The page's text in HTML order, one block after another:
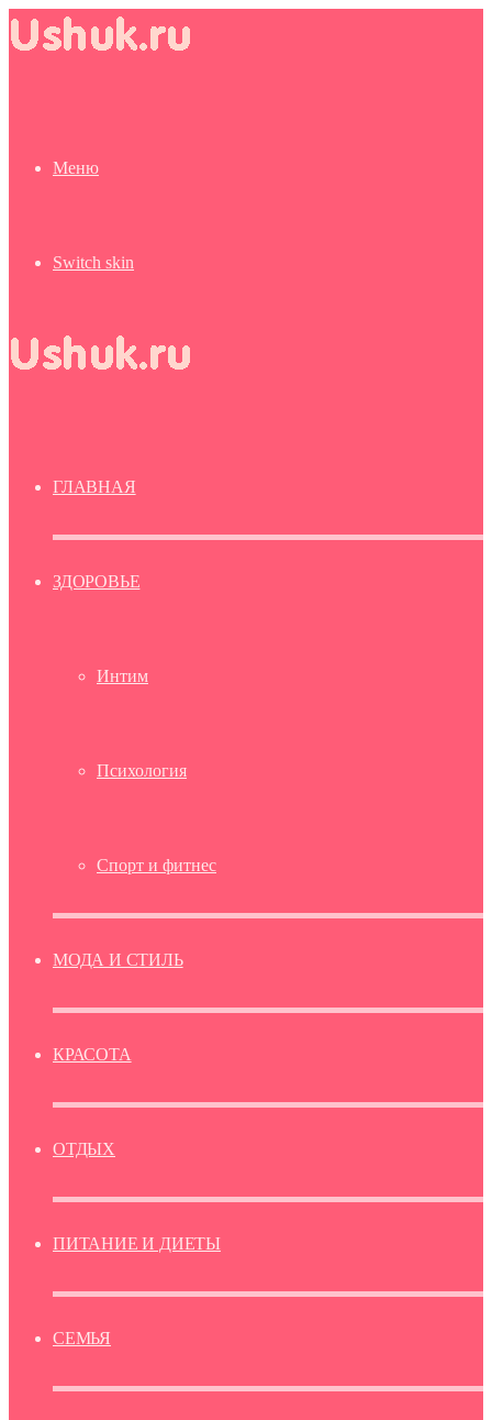
Меню
Switch skin
ГЛАВНАЯ
ЗДОРОВЬЕ
Интим
Психология
Спорт и фитнес
МОДА И СТИЛЬ
КРАСОТА
ОТДЫХ
ПИТАНИЕ И ДИЕТЫ
СЕМЬЯ